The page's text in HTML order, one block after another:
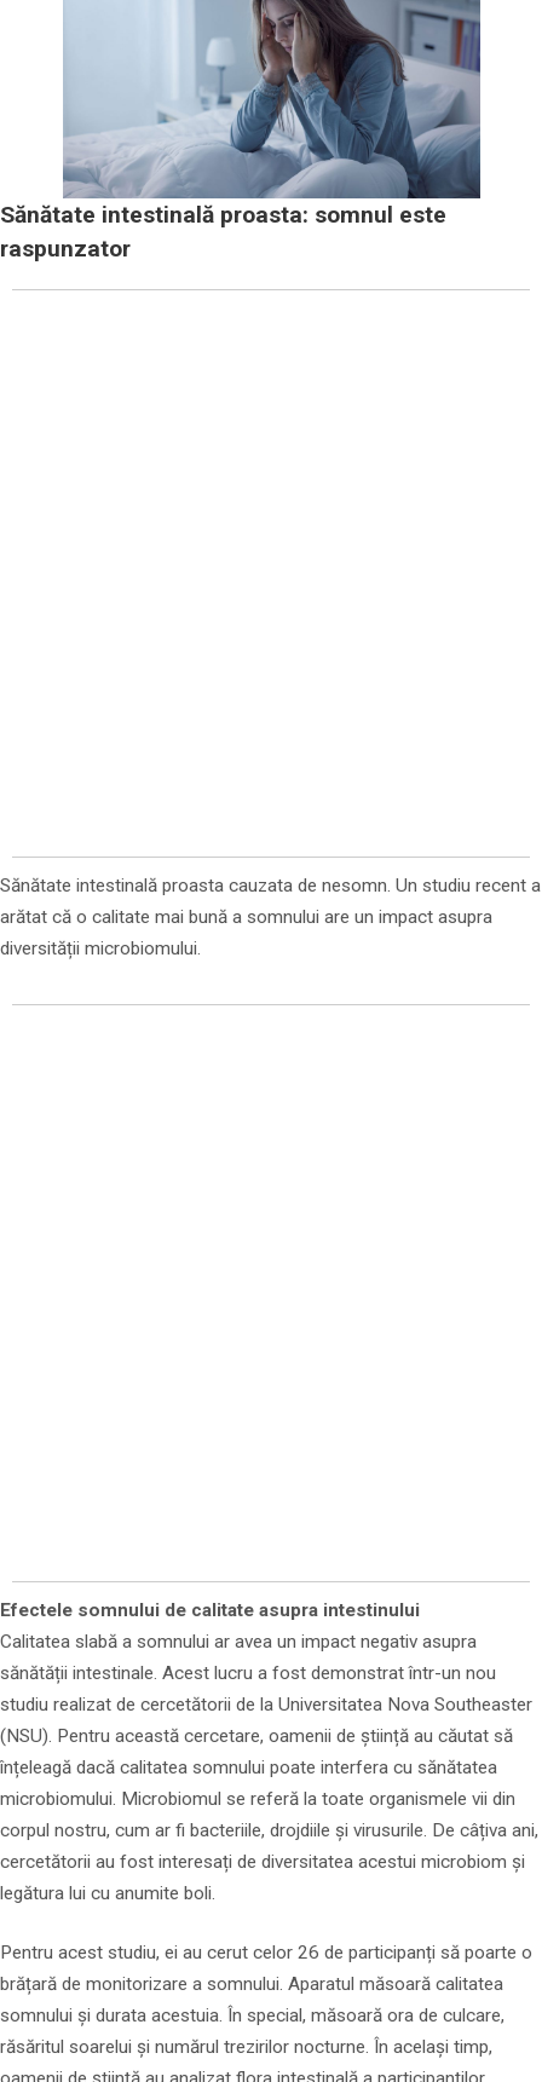
Sănătate intestinală proasta: somnul este
raspunzator
Sănătate intestinală proasta cauzata de nesomn. Un studiu recent a
arătat că o calitate mai bună a somnului are un impact asupra
diversității microbiomului.
Efectele somnului de calitate asupra intestinului
Calitatea slabă a somnului ar avea un impact negativ asupra
sănătății intestinale. Acest lucru a fost demonstrat într-un nou
studiu realizat de cercetătorii de la Universitatea Nova Southeaster
(NSU). Pentru această cercetare, oamenii de știință au căutat să
înțeleagă dacă calitatea somnului poate interfera cu sănătatea
microbiomului. Microbiomul se referă la toate organismele vii din
corpul nostru, cum ar fi bacteriile, drojdiile și virusurile. De câțiva ani,
cercetătorii au fost interesați de diversitatea acestui microbiom și
legătura lui cu anumite boli.
Pentru acest studiu, ei au cerut celor 26 de participanți să poarte o
brățară de monitorizare a somnului. Aparatul măsoară calitatea
somnului și durata acestuia. În special, măsoară ora de culcare,
răsăritul soarelui și numărul trezirilor nocturne. În același timp,